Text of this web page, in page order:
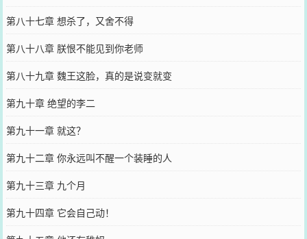
第八十七章 想杀了，又舍不得
第八十八章 朕恨不能见到你老师
第八十九章 魏王这脸，真的是说变就变
第九十章 绝望的李二
第九十一章 就这？
第九十二章 你永远叫不醒一个装睡的人
第九十三章 九个月
第九十四章 它会自己动！